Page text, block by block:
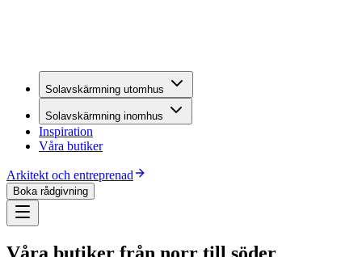
Solavskärmning utomhus
Solavskärmning inomhus
Inspiration
Våra butiker
Arkitekt och entreprenad
Boka rådgivning